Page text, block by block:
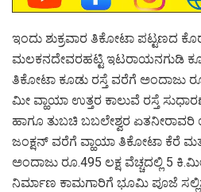
ಇಂದು ಶುಕ್ರವಾರ ತಿಕೋಟಾ ಪಟ್ಟಣದ
ಮಲಕನದೇವರಹಟ್ಟಿ ಇಟರಾಯನಗುಡಿ
ತಿಕೋಟಾ ಕೂಡು ರಸ್ತೆ ವರೆಗೆ ಅಂದಾಜು ರೂ.
ಮೀ ವ್ಹಾಯಾ ಉತ್ತರ ಕಾಲುವೆ ರಸ್ತೆ
ಹಾಗೂ ತುಬಚಿ ಬಬಲೇಶ್ವರ
ಜಂಕ್ಷನ್ ವರೆಗೆ ವ್ಹಾಯಾ ತಿಕೋಟಾ ಕೆರೆ
ಅಂದಾಜು ರೂ.495 ಲಕ್ಷ ವೆಚ್ಚದಲ್ಲಿ 5
ನಿರ್ಮಾಣ ಕಾಮಗಾರಿಗೆ ಭೂಮಿ ಪೂಜೆ